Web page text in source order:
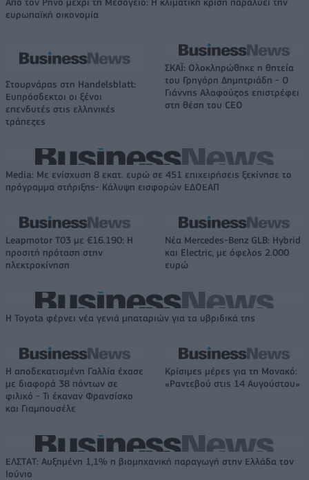
ευρωπαϊκή οικονομία
Στουρνάρας στη Handelsblatt:
Ευπρόσδεκτοι οι ξένοι
επενδυτές στις ελληνικές
τράπεζες
ΣΚΑΪ: Ολοκληρώθηκε η θητεία
του Γρηγόρη Δημητριάδη - Ο
Γιάννης Αλαφούζος επιστρέφει
στη θέση του CEO
Media: Με ενίσχυση 8 εκατ. ευρώ σε 451 επιχειρήσεις ξεκίνησε το
πρόγραμμα στήριξης- Κάλυψη εισφορών ΕΔΟΕΑΠ
Leapmotor T03 με €16.190: Η
προσιτή πρόταση στην
ηλεκτροκίνηση
Νέα Mercedes-Benz GLB: Hybrid
και Electric, με όφελος 2.000
ευρώ
Η Toyota φέρνει νέα γενιά μπαταριών για τα υβριδικά της
Η αποδεκατισμένη Γαλλία έχασε
με διαφορά 38 πόντων σε
φιλικό - Τι έκαναν Φρανσίσκο
και Γιαμπουσέλε
Κρίσιμες μέρες για τη Μονακό:
«Ραντεβού στις 14 Αυγούστου»
ΕΛΣΤΑΤ: Αυξημένη 1,1% η βιομηχανική παραγωγή στην Ελλάδα τον
Ιούνιο